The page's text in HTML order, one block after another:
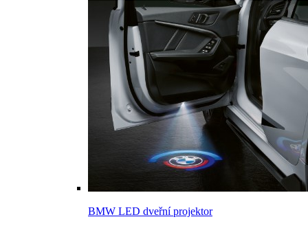
BMW LED dveřní projektor